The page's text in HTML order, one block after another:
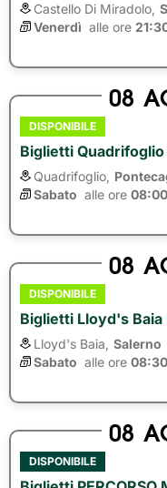
Castello Di Miradolo,
Venerdì alle ore
08
DISPONIBILE
Biglietti Quadrifoglio
Quadrifoglio,
Sabato alle ore 08:00
08
DISPONIBILE
Biglietti Lloyd's Baia
Lloyd's Baia, Salerno
Sabato alle ore 08:30
08
DISPONIBILE